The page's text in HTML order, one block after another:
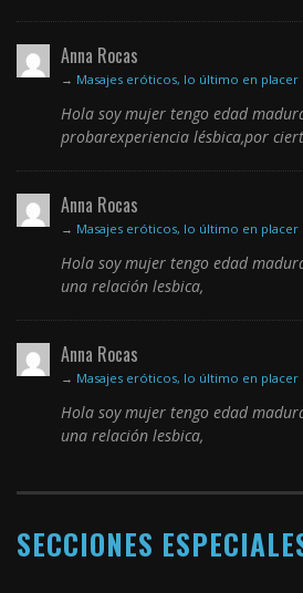
Anna Rocas
→ Masajes eróticos, lo último en placer
Hola soy mujer tengo edad
probarexperiencia lésbica,por
Anna Rocas
→ Masajes eróticos, lo último en placer
Hola soy mujer tengo edad
una relación lesbica,
Anna Rocas
→ Masajes eróticos, lo último en placer
Hola soy mujer tengo edad
una relación lesbica,
SECCIONES